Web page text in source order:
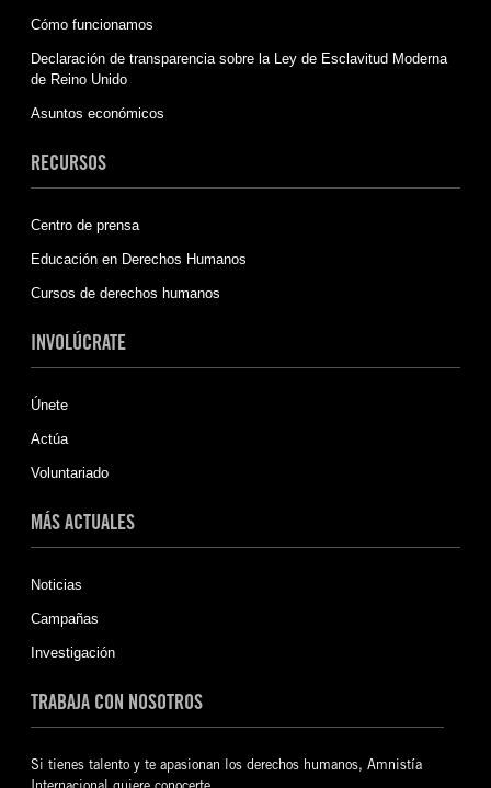
Cómo funcionamos
Declaración de transparencia sobre la Ley de Esclavitud Moderna
de Reino Unido
Asuntos económicos
RECURSOS
Centro de prensa
Educación en Derechos Humanos
Cursos de derechos humanos
INVOLÚCRATE
Únete
Actúa
Voluntariado
MÁS ACTUALES
Noticias
Campañas
Investigación
TRABAJA CON NOSOTROS
Si tienes talento y te apasionan los derechos humanos, Amnistía